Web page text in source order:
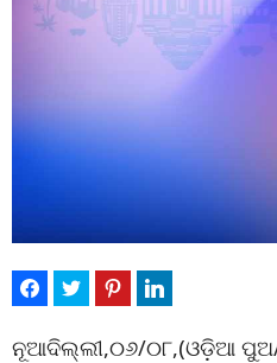
ନୂଆଦିଲ୍ଲୀ,୦୬/୦୮,(ଓଡ଼ିଆ ପୁଅ/